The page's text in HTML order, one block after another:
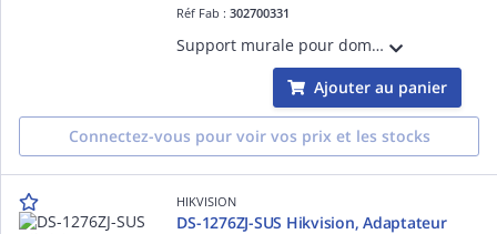
Réf Fab :302700331
Support murale pour domecouleure Hik blanc, alu, diam.135×182×120mm
Ajouter au panier
Connectez-vous pour voir vos prix et les stocks
HIKVISION
DS-1276ZJ-SUS Hikvision, Adaptateur